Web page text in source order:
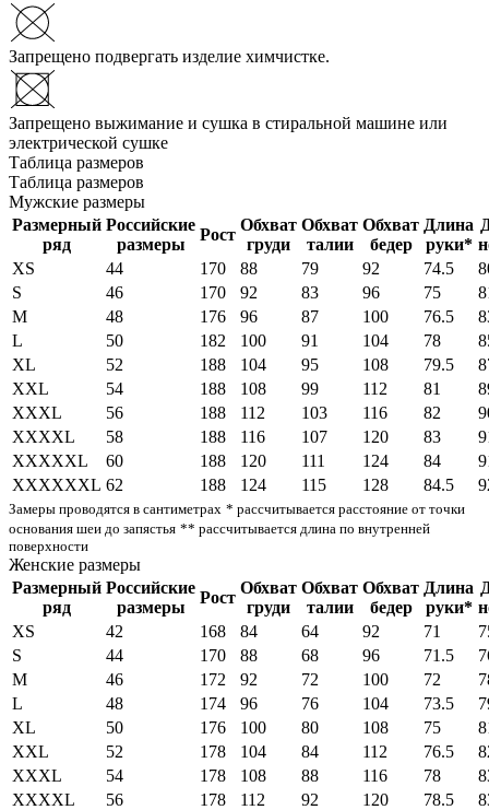
Запрещено подвергать изделие химчистке.
Запрещено выжимание и сушка в стиральной машине или
электрической сушке
Таблица размеров
Таблица размеров
Мужские размеры
Размерный
ряд
Российские
размеры
Рост
Обхват
груди
Обхват
талии
Обхват
бедер
Длина
руки*
XS
44 170 88 79 92 74.5
S
46 170 92 83 96 75
M
48 176 96 87 100 76.5
L
50 182 100 91 104 78
XL
52 188 104 95 108 79.5
XXL
54 188 108 99 112 81
XXXL
56 188 112 103 116 82
XXXXL
58 188 116 107 120 83
XXXXXL
60 188 120 111 124 84
XXXXXXL 62 188 124 115 128 84.5
Замеры проводятся в сантиметрах * рассчитывается расстояние от точки
основания шеи до запястья ** рассчитывается длина по внутренней
поверхности
Женские размеры
Размерный
ряд
Российские
размеры
Рост
Обхват
груди
Обхват
талии
Обхват
бедер
Длина
руки*
XS
42 168 84 64 92 71
S
44 170 88 68 96 71.5
M
46 172 92 72 100 72
L
48 174 96 76 104 73.5
XL
50 176 100 80 108 75
XXL
52 178 104 84 112 76.5
XXXL
54 178 108 88 116 78
XXXXL
56 178 112 92 120 78.5